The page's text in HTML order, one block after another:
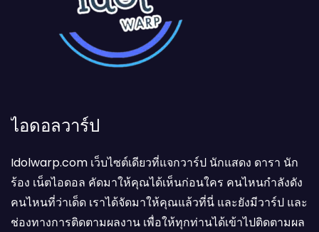
ไอดอลวาร์ป
Idolwarp.com เว็บไซต์เดียวที่แจกวาร์ป นักแสดง ดารา นัก
ร้อง เน็ตไอดอล คัดมาให้คุณได้เห็นก่อนใคร คนไหนกำลังดัง
คนไหนที่ว่าเด็ด เราได้จัดมาให้คุณแล้วที่นี่ และยังมีวาร์ป และ
ช่องทางการติดตามผลงาน เพื่อให้ทุกท่านได้เข้าไปติดตามผล